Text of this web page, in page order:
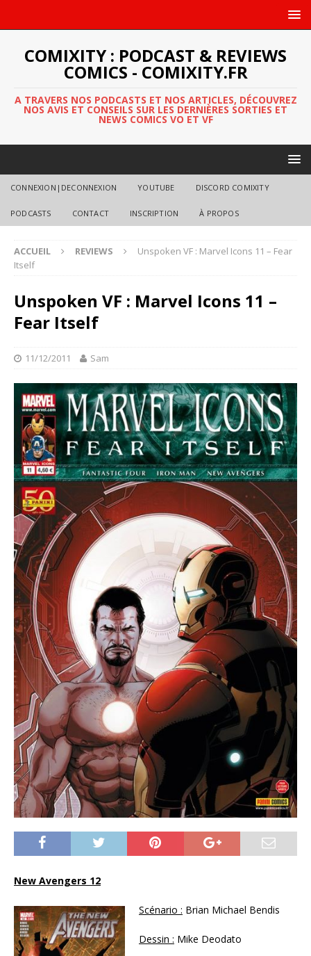
COMIXITY : PODCAST & REVIEWS
COMICS - COMIXITY.FR
A TRAVERS NOS PODCASTS ET NOS ARTICLES, DÉCOUVREZ
NOS AVIS ET CONSEILS SUR LES DERNIÈRES SORTIES ET
NEWS COMICS VO ET VF
CONNEXION|DECONNEXION YOUTUBE DISCORD COMIXITY
PODCASTS CONTACT INSCRIPTION À PROPOS
ACCUEIL REVIEWS
Unspoken VF : Marvel Icons 11 – Fear
Itself
Unspoken VF : Marvel Icons 11 –
Fear Itself
11/12/2011 Sam
New Avengers 12
Scénario : Brian Michael Bendis
Dessin : Mike Deodato